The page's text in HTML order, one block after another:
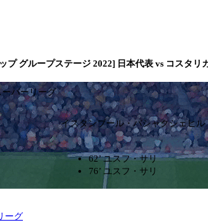
プ グループステージ 2022] 日本代表 vs コスタリ
パーリーグ
イスタンブール・バシャクシェヒル
62’ ユスフ・サリ
76’ ユスフ・サリ
ーグ